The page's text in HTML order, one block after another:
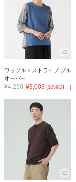
ワッフル × ストライプ プル
オーバー
¥4,290 ¥3,003 [30%OFF]